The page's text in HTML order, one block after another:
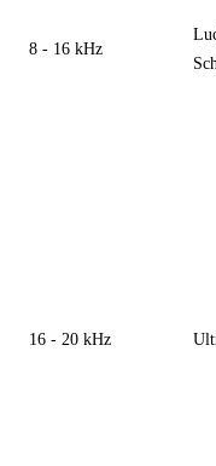
8 - 16 kHz
16 - 20 kHz